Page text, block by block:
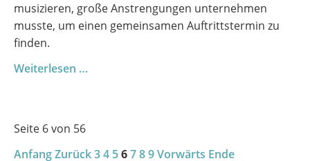
musizieren, große Anstrengungen unternehmen
musste, um einen gemeinsamen Auftrittstermin zu
finden.
Weiterlesen …
Seite 6 von 56
AnfangZurück34 56789Vorwärts Ende